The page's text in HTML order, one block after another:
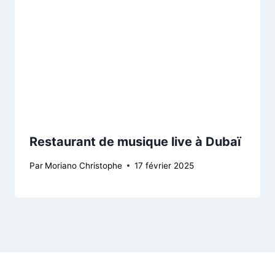
Restaurant de musique live à Dubaï
Par Moriano Christophe 17 février 2025